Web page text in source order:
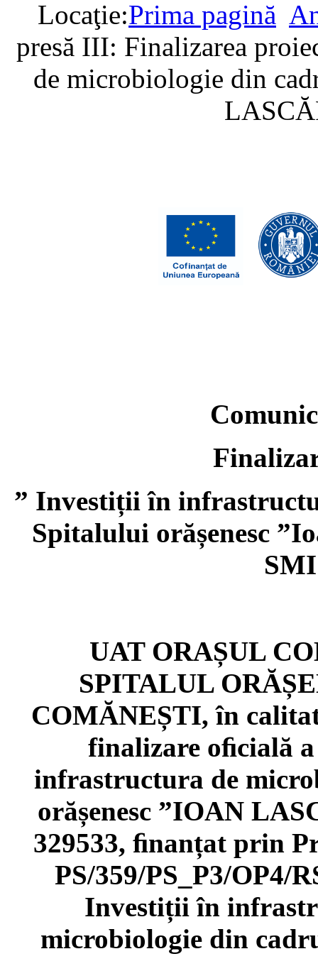
Locaţie:Prima pagină
presă III: Finalizarea
de microbiologie din
” Investiții în
Spitalului orășenesc
UAT ORAȘUL
SPITALUL
COMĂNEȘTI, în
finalizare oﬁcială
infrastructura de
orășenesc ”IOAN
329533, ﬁnanțat prin
PS/359/PS_P3/OP4/
Investiții în
microbiologie din